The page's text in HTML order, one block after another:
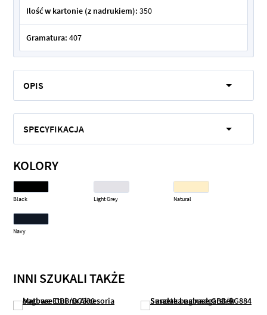
Ilość w kartonie (z nadrukiem): 350
Gramatura: 407
OPIS
SPECYFIKACJA
KOLORY
Black Light Grey Natural
Navy
INNI SZUKALI TAKŻE